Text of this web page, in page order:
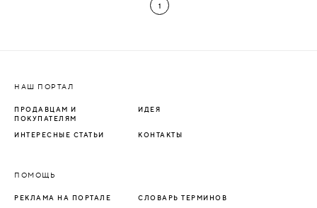
1
НАШ ПОРТАЛ
ПРОДАВЦАМ И
ПОКУПАТЕЛЯМ
ИДЕЯ
ИНТЕРЕСНЫЕ СТАТЬИ КОНТАКТЫ
ПОМОЩЬ
РЕКЛАМА НА ПОРТАЛЕ СЛОВАРЬ ТЕРМИНОВ